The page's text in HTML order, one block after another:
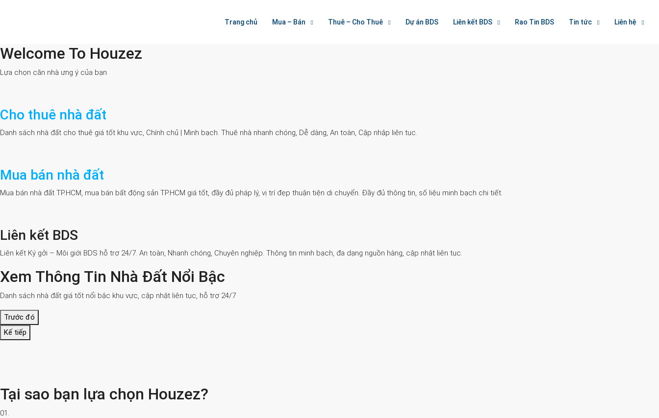
Trang chủ Mua – Bán Thuê – Cho Thuê Dự án BDS Liên kết BDS Rao Tin BDS Tin tức Liên hệ
Welcome To Houzez
Welcome To Houzez
Lựa chọn căn nhà ưng ý của bạn
Cho thuê nhà đất
Danh sách nhà đất cho thuê giá tốt khu vực, Chính chủ | Minh bạch. Thuê nhà nhanh chóng, Dễ dàng, An toàn, Cập nhập liên tục.
Mua bán nhà đất
Mua bán nhà đất TP.HCM, mua bán bất động sản TP.HCM giá tốt, đầy đủ pháp lý, vị trí đẹp thuận tiện di chuyển. Đầy đủ thông tin, số liệu minh bạch chi tiết.
Liên kết BDS
Liên kết Ký gởi – Môi giới BDS hỗ trợ 24/7. An toàn, Nhanh chóng, Chuyên nghiệp. Thông tin minh bạch, đa dạng nguồn hàng, cập nhật liên tục.
Xem Thông Tin Nhà Đất Nổi Bậc
Danh sách nhà đất giá tốt nổi bậc khu vực, cập nhật liên tục, hỗ trợ 24/7
Trước đó
Kế tiếp
Tại sao bạn lựa chọn Houzez?
01.